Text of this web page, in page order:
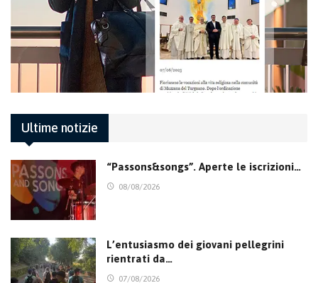
Ultime notizie
“Passons&songs”. Aperte le iscrizioni…
08/08/2026
L’entusiasmo dei giovani pellegrini
rientrati da…
07/08/2026